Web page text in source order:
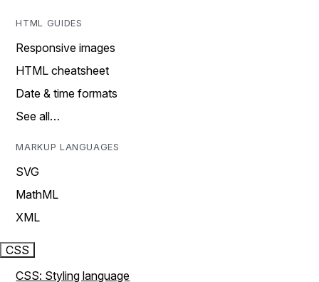
HTML GUIDES
Responsive images
HTML cheatsheet
Date & time formats
See all…
MARKUP LANGUAGES
SVG
MathML
XML
CSS
CSS: Styling language